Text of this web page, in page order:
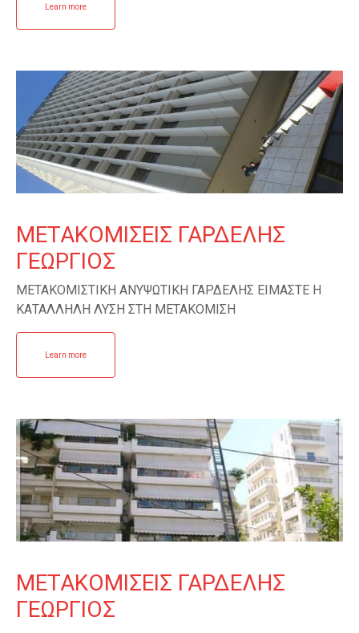
Learn more
ΜΕΤΑΚΟΜΙΣΕΙΣ ΓΑΡΔΕΛΗΣ
ΓΕΩΡΓΙΟΣ
ΜΕΤΑΚΟΜΙΣΤΙΚΗ ΑΝΥΨΩΤΙΚΗ ΓΑΡΔΕΛΗΣ ΕΙΜΑΣΤΕ Η
ΚΑΤΑΛΛΗΛΗ ΛΥΣΗ ΣΤΗ ΜΕΤΑΚΟΜΙΣΗ
Learn more
ΜΕΤΑΚΟΜΙΣΕΙΣ ΓΑΡΔΕΛΗΣ
ΓΕΩΡΓΙΟΣ